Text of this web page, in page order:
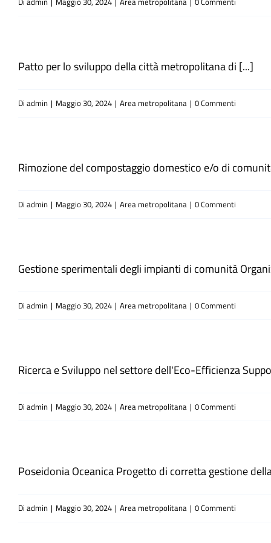
Patto per lo sviluppo della città metropolitana di [...]
Di admin | Maggio 30, 2024 | Area metropolitana | 0 Commenti
Rimozione del compostaggio domestico e/o di
Di admin | Maggio 30, 2024 | Area metropolitana | 0 Commenti
Gestione sperimentali degli impianti di comunità
Di admin | Maggio 30, 2024 | Area metropolitana | 0 Commenti
Ricerca e Sviluppo nel settore dell'Eco-Efficienza
Di admin | Maggio 30, 2024 | Area metropolitana | 0 Commenti
Poseidonia Oceanica Progetto di corretta gestione
Di admin | Maggio 30, 2024 | Area metropolitana | 0 Commenti